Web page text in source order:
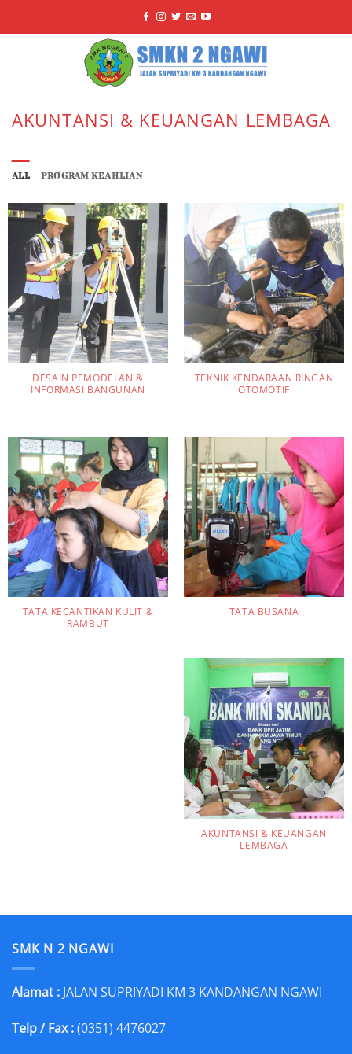
AKUNTANSI & KEUANGAN LEMBAGA
ALL PROGRAM KEAHLIAN
DESAIN PEMODELAN &
INFORMASI BANGUNAN
TEKNIK KENDARAAN RINGAN
OTOMOTIF
TATA KECANTIKAN KULIT &
RAMBUT
TATA BUSANA
AKUNTANSI & KEUANGAN
LEMBAGA
SMK N 2 NGAWI
Alamat : JALAN SUPRIYADI KM 3 KANDANGAN NGAWI
Telp / Fax :(0351) 4476027